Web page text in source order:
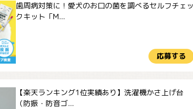
歯周病対策に！愛犬のお口の菌を調べるセルフチェッ
クキット「M...
応募する
【楽天ランキング1位実績あり】洗濯機かさ上げ台
（防振・防音ゴ...